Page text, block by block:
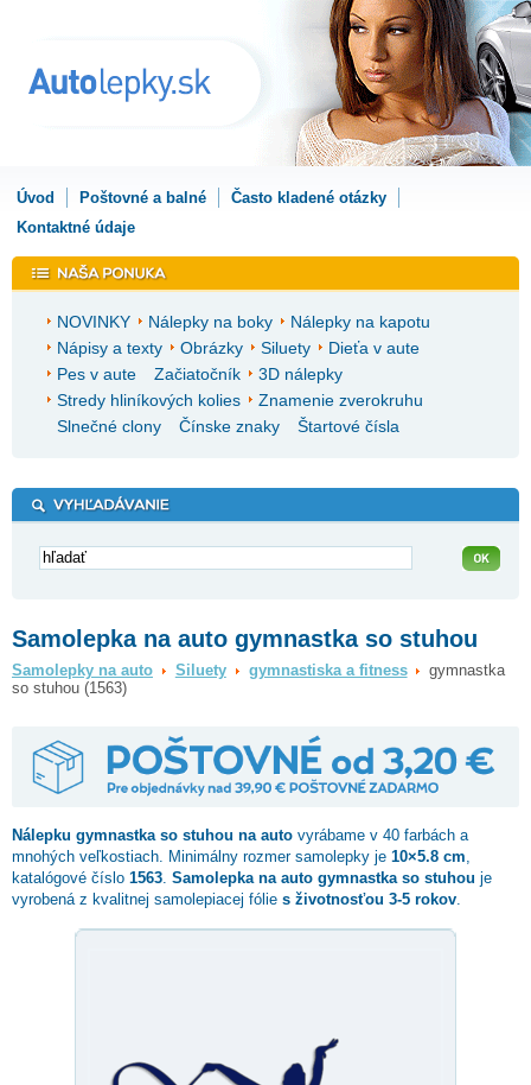
Úvod Poštovné a balné
Často kladené otázky
Kontaktné údaje
NOVINKY Nálepky na boky
Nálepky na kapotu
Nápisy a texty
Obrázky Siluety
Dieťa v aute
Pes v aute
Začiatočník
3D nálepky
Stredy hliníkových kolies
Znamenie zverokruhu
Slnečné clony
Čínske znaky Štartové čísla
Samolepka na auto gymnastka so stuhou
Samolepky na auto Siluety gymnastiska a fitness
gymnastka
so stuhou (1563)
Nálepku gymnastka so stuhou na auto vyrábame v 40 farbách a
mnohých veľkostiach. Minimálny rozmer samolepky je 10×5.8 cm
katalógové číslo 1563 Samolepka na auto gymnastka so stuhou je
vyrobená z kvalitnej samolepiacej fólie s životnosťou 3-5 rokov